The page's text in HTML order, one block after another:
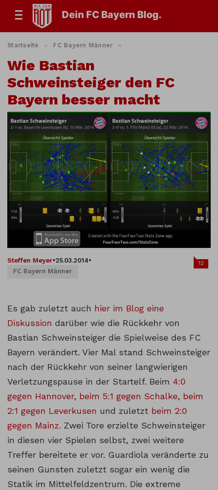
Dein FC Bayern Blog.
Startseite » FC Bayern Männer »
Wie Bastian
Schweinsteiger den FC
Bayern besser macht
Steffen Meyer•25.03.2014•
FC Bayern Männer
12
Es gab zuletzt auch hier im Blog eine
Diskussion darüber wie die Rückkehr von
Bastian Schweinsteiger die Spielweise des FC
Bayern verändert. Vier Mal stand Schweinsteiger
nach der Rückkehr von seiner langwierigen
Verletzungspause in der Startelf. Beim 4:0
gegen Hannover, beim 5:1 gegen Schalke, beim
2:1 gegen Leverkusen und zuletzt beim 2:0
gegen Mainz. Zwei Tore erzielte Schweinsteiger
in diesen vier Spielen selbst, zwei weitere
Treffer bereitete er vor. Guardiola veränderte zu
seinen Gunsten zuletzt sogar ein wenig die
Statik im Mittelfeldzentrum. Die extreme